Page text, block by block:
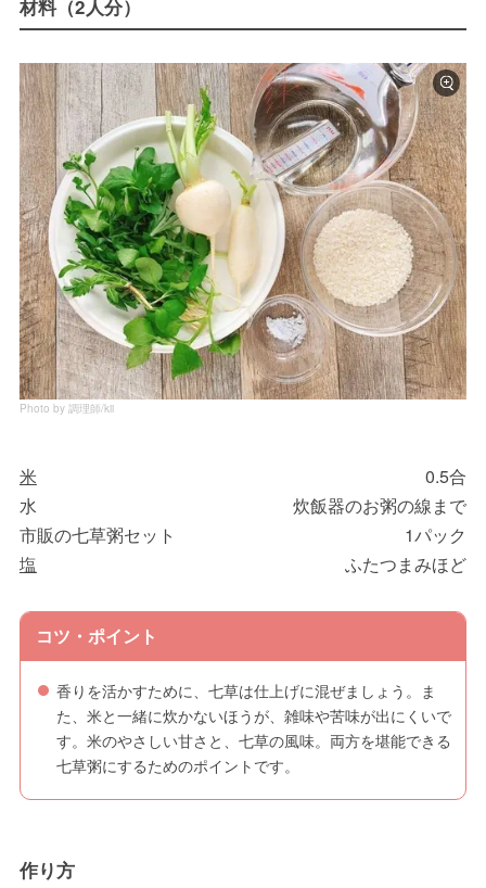
材料（2人分）
Photo by 調理師/kii
米
0.5合
水
炊飯器のお粥の線まで
市販の七草粥セット
1パック
塩
ふたつまみほど
コツ・ポイント
香りを活かすために、七草は仕上げに混ぜましょう。ま
た、米と一緒に炊かないほうが、雑味や苦味が出にくいで
す。米のやさしい甘さと、七草の風味。両方を堪能できる
七草粥にするためのポイントです。
作り方